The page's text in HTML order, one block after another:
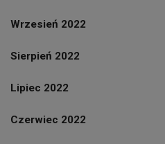
Wrzesień 2022
Sierpień 2022
Lipiec 2022
Czerwiec 2022